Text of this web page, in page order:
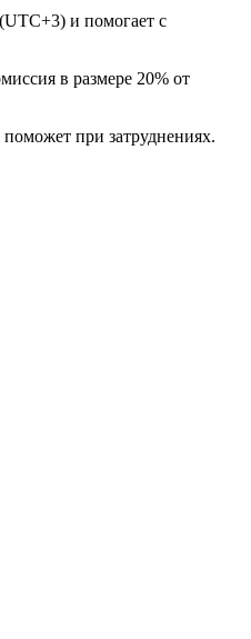
и помогает с
в размере 20% от
при затруднениях.